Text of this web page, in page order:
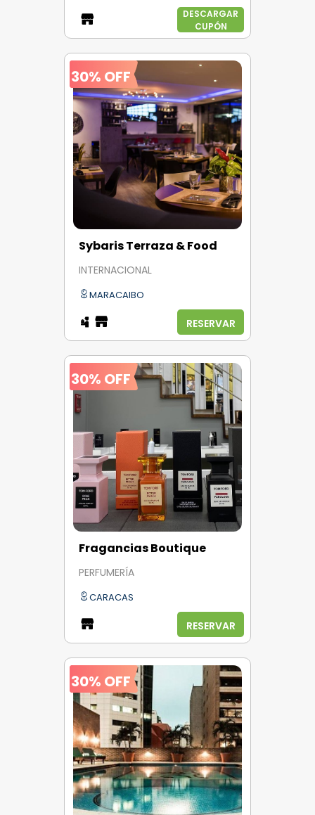
DESCARGAR
CUPÓN
30% OFF
Sybaris Terraza & Food
INTERNACIONAL
MARACAIBO
RESERVAR
30% OFF
Fragancias Boutique
PERFUMERÍA
CARACAS
RESERVAR
30% OFF